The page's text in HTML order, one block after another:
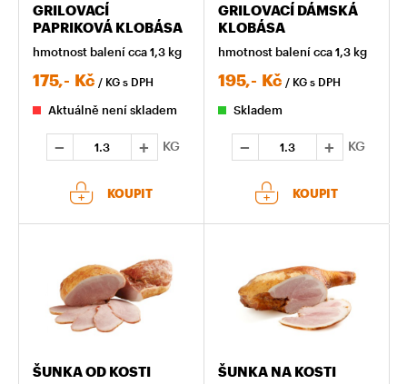
GRILOVACÍ
PAPRIKOVÁ KLOBÁSA
hmotnost balení cca 1,3 kg
175,- Kč / KG s DPH
Aktuálně není skladem
KG
KOUPIT
GRILOVACÍ DÁMSKÁ
KLOBÁSA
hmotnost balení cca 1,3 kg
195,- Kč / KG s DPH
Skladem
KG
KOUPIT
ŠUNKA OD KOSTI ŠUNKA NA KOSTI